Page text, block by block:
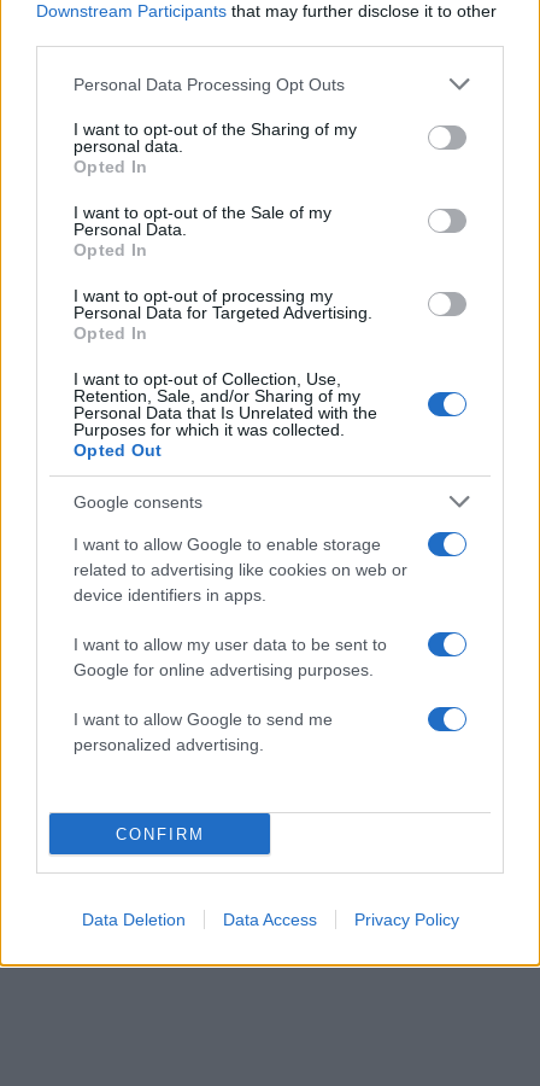
Downstream Participants that may further disclose it to other
Please note that this website/app uses one or more Google
not limited to your visit or usage behaviour. You may click to
grant or deny consent to Google and its third-party tags to
use your data for below specified purposes in below Google
consent section.
Personal Data Processing Opt Outs
I want to opt-out of the Sharing of my
personal data.
Opted In
I want to opt-out of the Sale of my
Personal Data.
Opted In
I want to opt-out of processing my
Personal Data for Targeted Advertising.
Opted In
I want to opt-out of Collection, Use,
Retention, Sale, and/or Sharing of my
Personal Data that Is Unrelated with the
Purposes for which it was collected.
Opted Out
Google consents
I want to allow Google to enable storage
related to advertising like cookies on web or
device identifiers in apps.
I want to allow my user data to be sent to
Google for online advertising purposes.
I want to allow Google to send me
personalized advertising.
CONFIRM
Data Deletion Data Access Privacy Policy
Τηλέφωνο: 22844 40320
Matsuhisa Mykonos
Belvedere Hotel
Περιοχή Σχολής Καλών Τεχνών, Αγίου Ιωάννου